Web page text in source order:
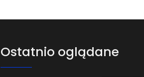
Ostatnio oglądane